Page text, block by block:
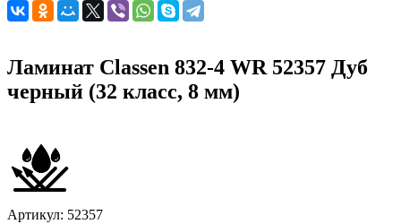
Ламинат Classen 832-4 WR 52357 Дуб
черный (32 класс, 8 мм)
Артикул: 52357